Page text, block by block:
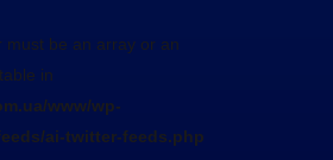
must be an array or an
in
www/wp-
ai-twitter-feeds.php